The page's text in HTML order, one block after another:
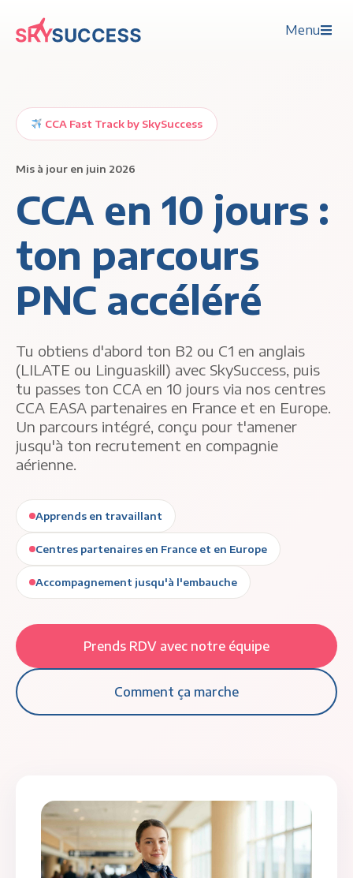
Menu
CCA Fast Track by SkySuccess
Mis à jour en juin 2026
CCA en 10 jours :
ton parcours
PNC accéléré
Tu obtiens d'abord ton B2 ou C1 en anglais
(LILATE ou Linguaskill) avec SkySuccess, puis
tu passes ton CCA en 10 jours via nos centres
CCA EASA partenaires en France et en Europe.
Un parcours intégré, conçu pour t'amener
jusqu'à ton recrutement en compagnie
aérienne.
Apprends en travaillant
Centres partenaires en France et en Europe
Accompagnement jusqu'à l'embauche
Prends RDV avec notre équipe
Comment ça marche